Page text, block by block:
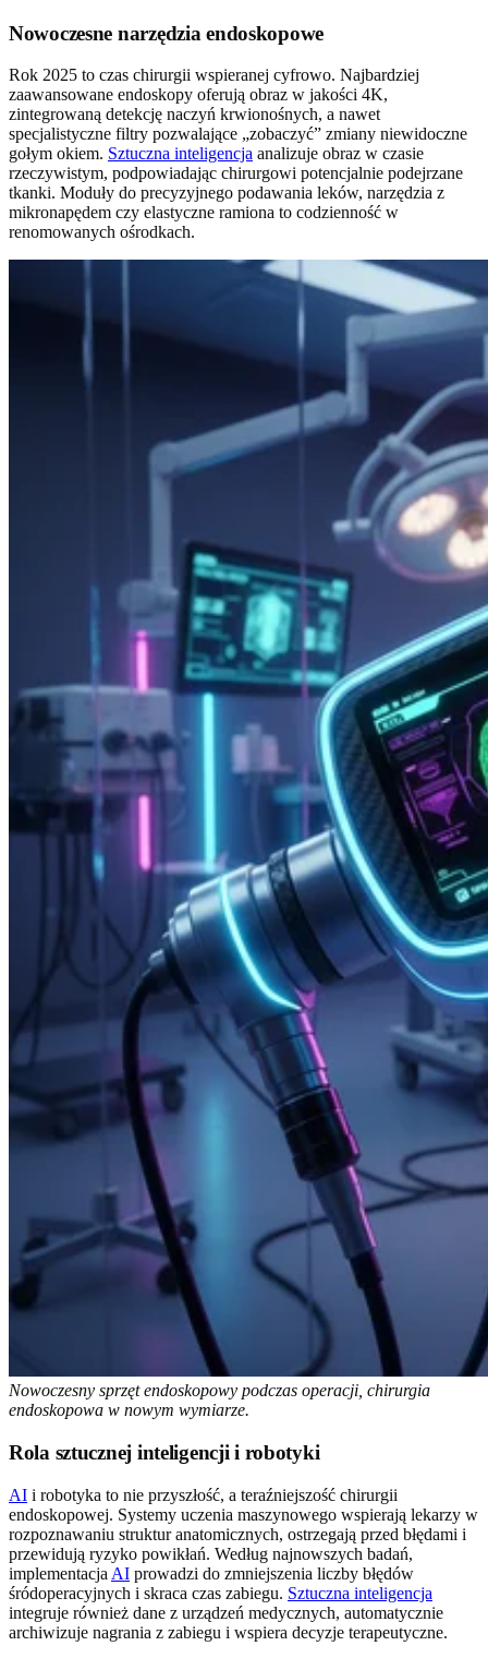
Nowoczesne narzędzia endoskopowe
Rok 2025 to czas chirurgii wspieranej cyfrowo. Najbardziej
zaawansowane endoskopy oferują obraz w jakości 4K,
zintegrowaną detekcję naczyń krwionośnych, a nawet
specjalistyczne filtry pozwalające „zobaczyć” zmiany niewidoczne
gołym okiem. Sztuczna inteligencja analizuje obraz w czasie
rzeczywistym, podpowiadając chirurgowi potencjalnie podejrzane
tkanki. Moduły do precyzyjnego podawania leków, narzędzia z
mikronapędem czy elastyczne ramiona to codzienność w
renomowanych ośrodkach.
Nowoczesny sprzęt endoskopowy podczas operacji, chirurgia
endoskopowa w nowym wymiarze.
Rola sztucznej inteligencji i robotyki
AI i robotyka to nie przyszłość, a teraźniejszość chirurgii
endoskopowej. Systemy uczenia maszynowego wspierają lekarzy w
rozpoznawaniu struktur anatomicznych, ostrzegają przed błędami i
przewidują ryzyko powikłań. Według najnowszych badań,
implementacja AI prowadzi do zmniejszenia liczby błędów
śródoperacyjnych i skraca czas zabiegu. Sztuczna inteligencja
integruje również dane z urządzeń medycznych, automatycznie
archiwizuje nagrania z zabiegu i wspiera decyzje terapeutyczne.